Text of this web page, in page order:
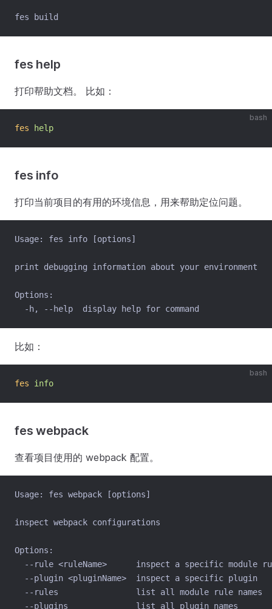
fes build
fes help
打印帮助文档。 比如：
bash
fes help
fes info
打印当前项目的有用的环境信息，用来帮助定位问题。
Usage: fes info [options]
print debugging information about your environment
Options:
  -h, --help  display help for command
比如：
bash
fes info
fes webpack
查看项目使用的 webpack 配置。
Usage: fes webpack [options]
inspect webpack configurations
Options:
--rule <ruleName>      inspect a specific module
  --plugin <pluginName>  inspect a specific plugin
  --rules                list all module rule names
  --plugins              list all plugin names